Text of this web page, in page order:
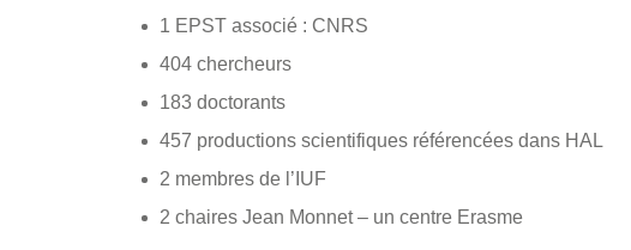
1 EPST associé : CNRS
404 chercheurs
183 doctorants
457 productions scientifiques référencées dans HAL
2 membres de l’IUF
2 chaires Jean Monnet – un centre Erasme